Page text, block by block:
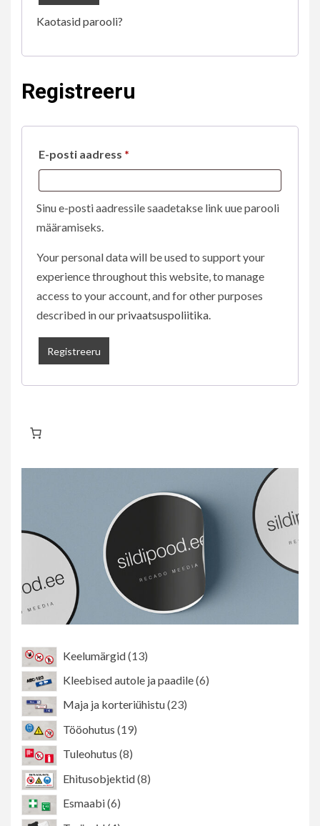
Kaotasid parooli?
Registreeru
E-posti aadress *
Sinu e-posti aadressile saadetakse link uue parooli
määramiseks.
Your personal data will be used to support your
experience throughout this website, to manage
access to your account, and for other purposes
described in ourprivaatsuspoliitika.
Registreeru
Keelumärgid 1313
toodet
Kleebised autole ja paadile 66
Maja ja korteriühistu 2323
Tööohutus 1919
Tuleohutus 88
toodet
Ehitusobjektid 88
Esmaabi 66
toodet